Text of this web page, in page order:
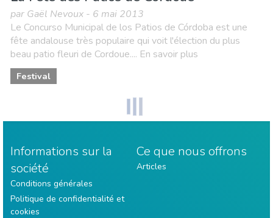
par Gaël Nevoux - 6 mai 2013
Le Concurso Municipal de los Patios de Córdoba est une
fête andalouse très populaire qui voit l'élection du plus
beau patio fleuri de Cordoue.... En savoir plus
Festival
Informations sur la
société
Conditions générales
Politique de confidentialité et
cookies
Ce que nous offrons
Articles